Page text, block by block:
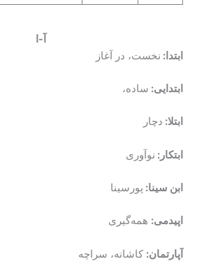
آ-ا
ابتدا: نخست، در آغاز
ابتدایی: ساده،
ابتلا: دچار
ابتکار: نوآوری
ابن سینا: پورسینا
اپیدمی: همه‌گیری
آپارتمان: کاشانه، سراچه